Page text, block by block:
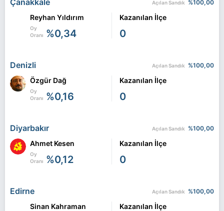
Çanakkale Açılan Sandık %100,00
Reyhan Yıldırım
Oy
Oranı %0,34
Kazanılan İlçe
0
Denizli Açılan Sandık %100,00
Özgür Dağ
Oy
Oranı %0,16
Kazanılan İlçe
0
Diyarbakır Açılan Sandık %100,00
Ahmet Kesen
Oy
Oranı %0,12
Kazanılan İlçe
0
Edirne Açılan Sandık %100,00
Sinan Kahraman Kazanılan İlçe